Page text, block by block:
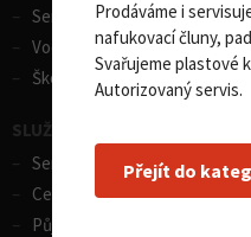
Servis lodí a člunů
Vodácká půjčovna lodí
Škola eskymování
SLUŽBY - zimní sporty
Servis lyží
Celosezonní půjčovna lyží
Půjčovna lyží
Prodáváme i
nafukovací čluny,
Svařujeme plastové
Autorizovaný servis.
Přejít do